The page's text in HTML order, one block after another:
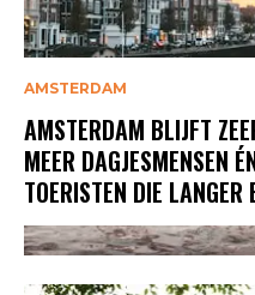
AMSTERDAM
AMSTERDAM BLIJFT
MEER DAGJESMENSEN
TOERISTEN DIE LANGER